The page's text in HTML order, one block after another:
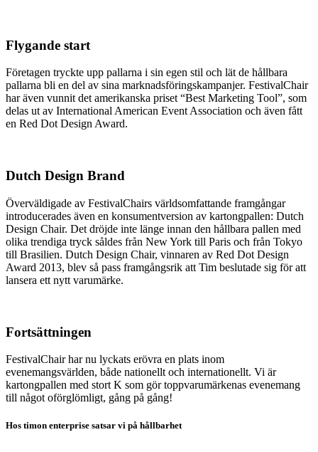
Flygande start
Företagen tryckte upp pallarna i sin egen stil och lät de hållbara
pallarna bli en del av sina marknadsföringskampanjer. FestivalChair
har även vunnit det amerikanska priset “Best Marketing Tool”, som
delas ut av International American Event Association och även fått
en Red Dot Design Award.
Dutch Design Brand
Överväldigade av FestivalChairs världsomfattande framgångar
introducerades även en konsumentversion av kartongpallen: Dutch
Design Chair. Det dröjde inte länge innan den hållbara pallen med
olika trendiga tryck såldes från New York till Paris och från Tokyo
till Brasilien. Dutch Design Chair, vinnaren av Red Dot Design
Award 2013, blev så pass framgångsrik att Tim beslutade sig för att
lansera ett nytt varumärke.
Fortsättningen
FestivalChair har nu lyckats erövra en plats inom
evenemangsvärlden, både nationellt och internationellt. Vi är
kartongpallen med stort K som gör toppvarumärkenas evenemang
till något oförglömligt, gång på gång!
Hos timon enterprise satsar vi på hållbarhet